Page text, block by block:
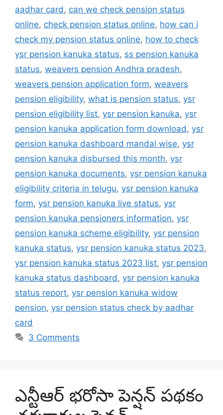
aadhar card , can we check pension status
online, check pension status online, how can i
check my pension status online, how to check
ysr pension kanuka status, ss pension kanuka
status, weavers pension Andhra pradesh,
weavers pension application form, weavers
pension eligibility, what is pension status, ysr
pension eligibility list, ysr pension kanuka, ysr
pension kanuka application form download , ysr
pension kanuka dashboard mandal wise, ysr
pension kanuka disbursed this month, ysr
pension kanuka documents, ysr pension kanuka
eligibility criteria in telugu, ysr pension kanuka
form, ysr pension kanuka live status, ysr
pension kanuka pensioners information, ysr
pension kanuka scheme eligibility, ysr pension
kanuka status, ysr pension kanuka status 2023,
ysr pension kanuka status 2023 list, ysr pension
kanuka status dashboard , ysr pension kanuka
status report, ysr pension kanuka widow
pension, ysr pension status check by aadhar
card
3 Comments
ఎన్టీఆర్ భరోసా పెన్షన్ పథకం